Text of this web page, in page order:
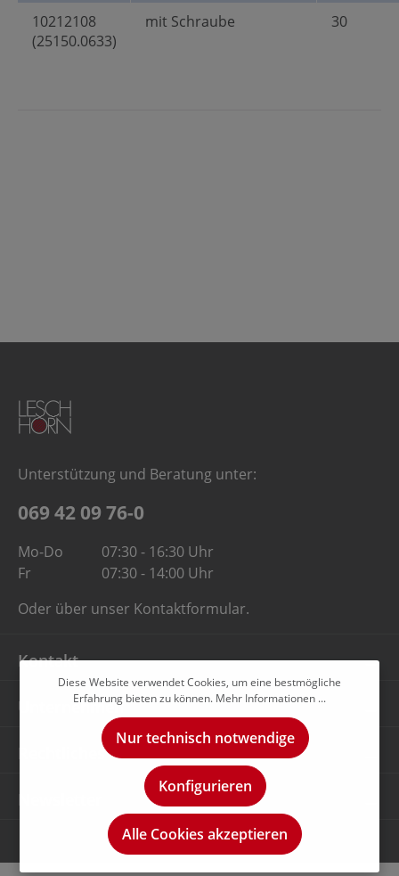
10212108
(25150.0633)
mit Schraube 30
Unterstützung und Beratung unter:
069 42 09 76-0
Mo-Do
07:30 - 16:30 Uhr
Fr
07:30 - 14:00 Uhr
Oder über unser Kontaktformular.
Kontakt
Unternehmen
Rechtliches
Diese Website verwendet Cookies, um eine bestmögliche
Erfahrung bieten zu können. Mehr Informationen ...
Nur technisch notwendige
Konfigurieren
Alle Cookies akzeptieren